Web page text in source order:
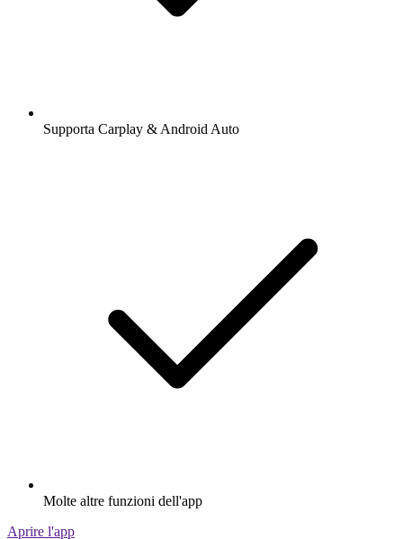
Supporta Carplay & Android Auto
Molte altre funzioni dell'app
Aprire l'app